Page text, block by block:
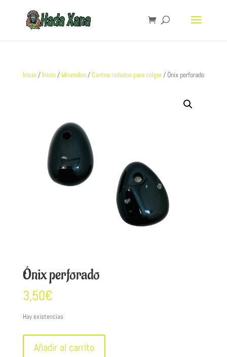
Inicio/ Inicio/ Minerales/ Cantos rodados para colgar/ Ónix perforado
Ónix perforado
3,50€
Hay existencias
perforado
Añadir al carrito